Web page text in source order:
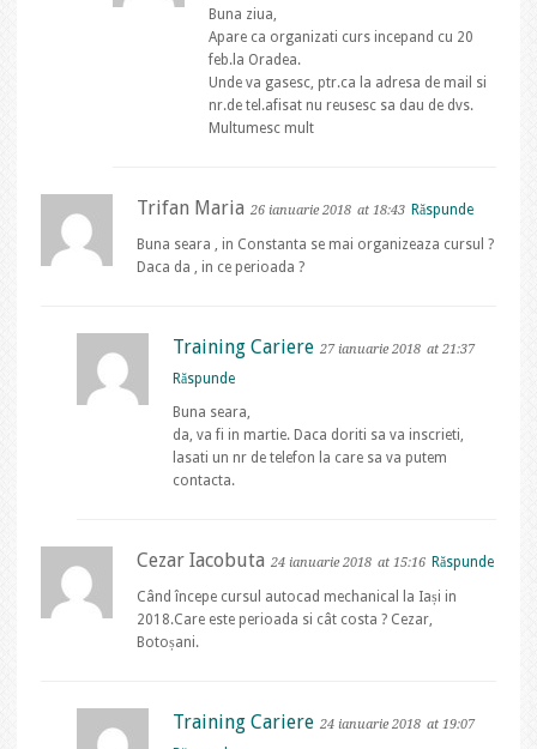
Buna ziua,
Apare ca organizati curs incepand cu 20
feb.la Oradea.
Unde va gasesc, ptr.ca la adresa de mail si
nr.de tel.afisat nu reusesc sa dau de dvs.
Multumesc mult
Trifan Maria 26 ianuarie 2018 at 18:43 Răspunde
Buna seara , in Constanta se mai organizeaza cursul ?
Daca da , in ce perioada ?
Training Cariere 27 ianuarie 2018 at 21:37
Răspunde
Buna seara,
da, va fi in martie. Daca doriti sa va inscrieti,
lasati un nr de telefon la care sa va putem
contacta.
Cezar Iacobuta 24 ianuarie 2018 at 15:16 Răspunde
Când începe cursul autocad mechanical la Iași in
2018.Care este perioada si cât costa ? Cezar,
Botoșani.
Training Cariere 24 ianuarie 2018 at 19:07